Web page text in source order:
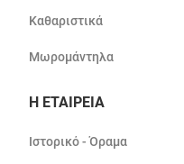
Καθαριστικά
Μωρομάντηλα
Η ΕΤΑΙΡΕΙΑ
Ιστορικό - Όραμα